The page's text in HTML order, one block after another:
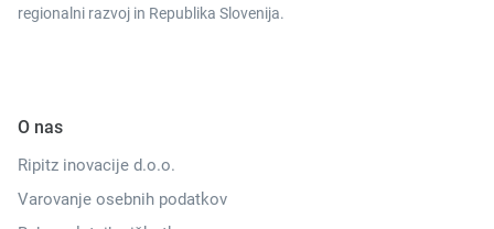
regionalni razvoj in Republika Slovenija.
O nas
Ripitz inovacije d.o.o.
Varovanje osebnih podatkov